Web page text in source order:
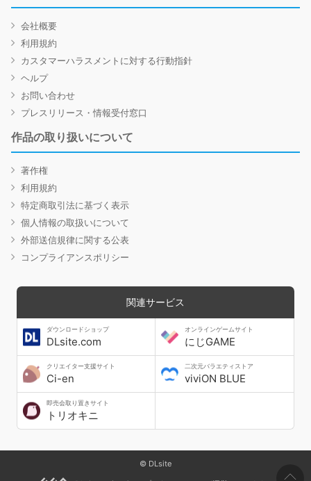
会社概要
利用規約
カスタマーハラスメントに対する行動指針
ヘルプ
お問い合わせ
プレスリリース・情報受付窓口
作品の取り扱いについて
著作権
利用規約
特定商取引法に基づく表示
個人情報の取扱いについて
外部送信規律に関する公表
コンプライアンスポリシー
関連サービス
ダウンロードショップ
DLsite.com
オンラインゲームサイト
にじGAME
クリエイター支援サイト
Ci-en
二次元バラエティストア
viviON BLUE
即売会取り置きサイト
トリオキニ
© DLsite